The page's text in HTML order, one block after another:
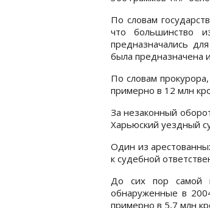
По словам
что большинство
предназначались
была предназначена
По словам
примерно в 12 млн
За незаконный
Харьюский уездный
Один из
к судебной
До сих пор самой
обнаруженные в
примерно в 5,7 млн